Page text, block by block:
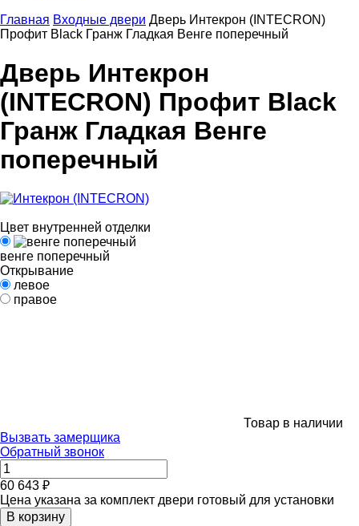
Главная Входные двери Дверь Интекрон (INTECRON)
Профит Black Гранж Гладкая Венге поперечный
Дверь Интекрон
(INTECRON) Профит Black
Гранж Гладкая Венге
поперечный
Цвет внутренней отделки
венге поперечный
Открывание
левое
правое
Товар в наличии
Вызвать замерщика
Обратный звонок
60 643 ₽
Цена указана за комплект двери готовый для установки
В корзину